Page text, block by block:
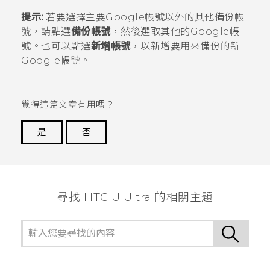
提示:若要選擇主要Google帳號以外的其他備份帳
號，請點選備份帳號，然後選取其他的Google帳
號。也可以點選新增帳號，以新增要用來備份的新
Google帳號。
覺得這篇文章有用嗎？
是
否
尋找 HTC U Ultra 的相關主題